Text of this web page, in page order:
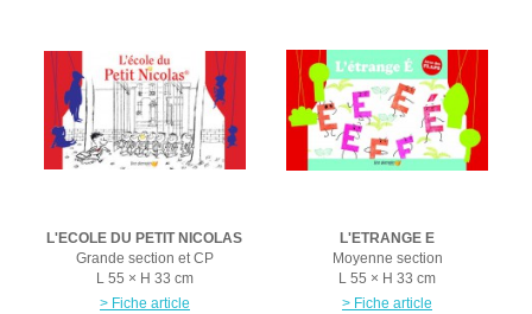
L'ECOLE DU PETIT NICOLAS
Grande section et CP
L 55 × H 33 cm
> Fiche article
L'ETRANGE E
Moyenne section
L 55 × H 33 cm
> Fiche article